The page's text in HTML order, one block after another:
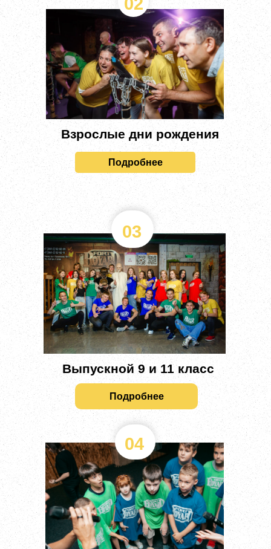
Взрослые дни рождения
Подробнее
03
Выпускной 9 и 11 класс
04
Подробнее